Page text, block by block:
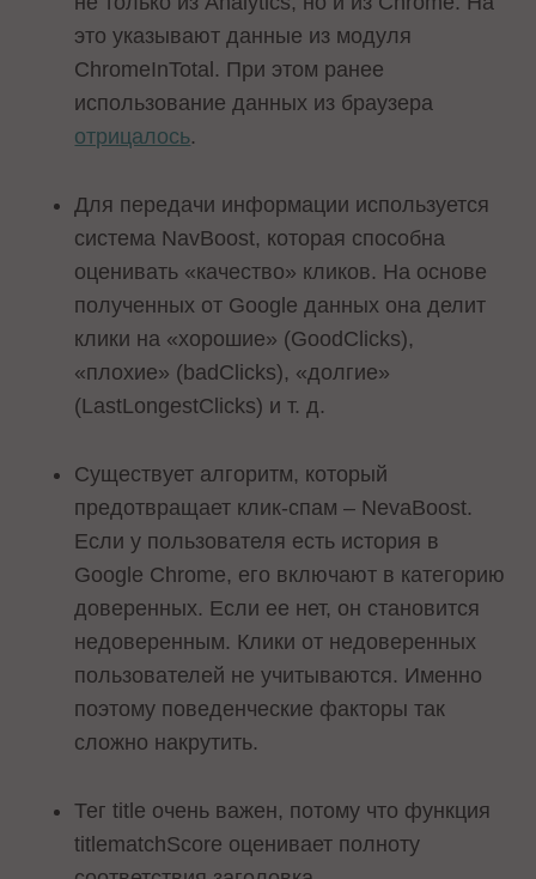
это указывают данные из модуля
ChromeInTotal. При этом ранее
использование данных из браузера
отрицалось.
Для передачи информации используется
система NavBoost, которая способна
оценивать «качество» кликов. На основе
полученных от Google данных она делит
клики на «хорошие» (GoodClicks),
«плохие» (badClicks), «долгие»
(LastLongestClicks) и т. д.
Существует алгоритм, который
предотвращает клик-спам – NevaBoost.
Если у пользователя есть история в
Google Chrome, его включают в категорию
доверенных. Если ее нет, он становится
недоверенным. Клики от недоверенных
пользователей не учитываются. Именно
поэтому поведенческие факторы так
сложно накрутить.
Тег title очень важен, потому что функция
titlematchScore оценивает полноту